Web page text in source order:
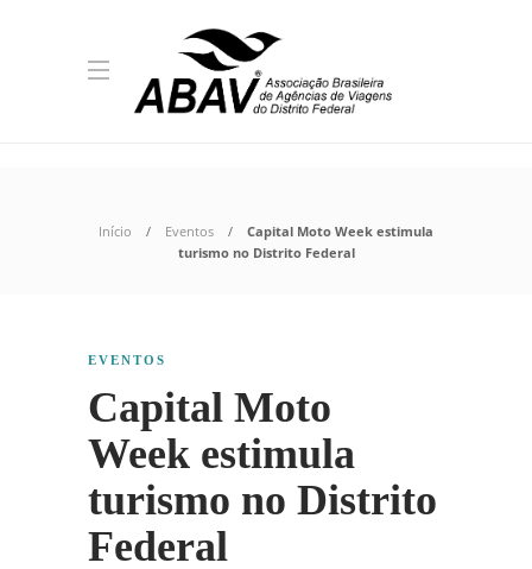
Início Eventos
Capital Moto Week estimula
turismo no Distrito Federal
EVENTOS
Capital Moto
Week estimula
turismo no Distrito
Federal